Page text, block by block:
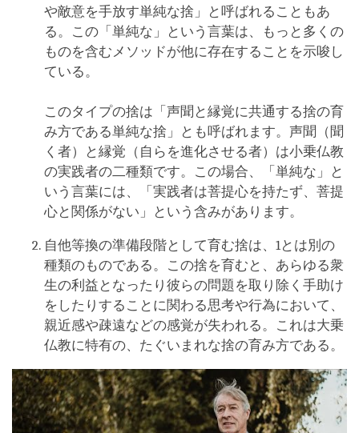
や敵意を手放す単純な捨」と呼ばれることもあ
る。この「単純な」という言葉は、もっと多くの
ものを含むメソッドが他に存在することを示唆し
ている。
このタイプの捨は「声聞と縁覚に共通する捨の育
み方である単純な捨」とも呼ばれます。声聞（聞
く者）と縁覚（自らを進化させる者）は小乗仏教
の実践者の二種類です。この場合、「単純な」と
いう言葉には、「実践者は菩提心を持たず、菩提
心と関係がない」という含みがあります。
自他等換の準備段階として育む捨は、1とは別の
種類のものである。この捨を育むと、あらゆる衆
生の利益となったり彼らの問題を取り除く手助け
をしたりすることに関わる思考や行為において、
親近感や疎遠などの感覚が失われる。これは大乗
仏教に特有の、たぐいまれな捨の育み方である。